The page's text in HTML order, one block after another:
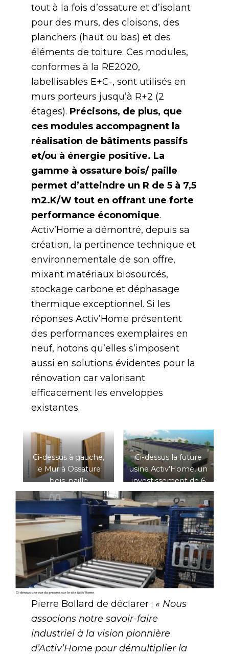
tout à la fois d’ossature et d’isolant
pour des murs, des cloisons, des
planchers (haut ou bas) et des
éléments de toiture. Ces modules,
conformes à la RE2020,
labellisables E+C-, sont utilisés en
murs porteurs jusqu’à R+2 (2
étages). Précisons, de plus, que
ces modules accompagnent la
réalisation de bâtiments passifs
et/ou à énergie positive. La
gamme à ossature bois/ paille
permet d’atteindre un R de 5 à 7,5
m2.K/W tout en offrant une forte
performance économique.
Activ’Home a démontré, depuis sa
création, la pertinence technique et
environnementale de son offre,
mixant matériaux biosourcés,
stockage carbone et déphasage
thermique exceptionnel. Si les
réponses Activ’Home présentent
des performances exemplaires en
neuf, notons qu’elles s’imposent
aussi en solutions évidentes pour la
rénovation car valorisant
efficacement les enveloppes
existantes.
Ci-dessus à gauche,
le Mur à Ossature
bois-paille
Activ’Home. Ci-
dessus à droite la
façade à Ossature
bois-paille
Activ’Home.
Ci-dessus la future
usine Activ’Home, un
investissement de 6
millions d’euros
signé Spurgin.
Pierre Bollard de déclarer : « Nous
associons notre savoir-faire
industriel à la vision pionnière
d’Activ’Home pour démultiplier la